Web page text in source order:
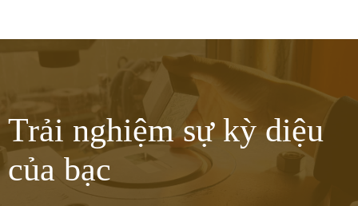
Trải nghiệm sự kỳ diệu
của bạc